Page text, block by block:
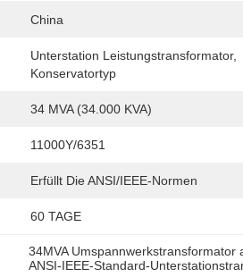
China
Unterstation Leistungstransformator,
Konservatortyp
34 MVA (34.000 KVA)
11000Y/6351
Erfüllt Die ANSI/IEEE-Normen
60 TAGE
34MVA Umspannwerkstransformator
ANSI-IEEE-Standard-